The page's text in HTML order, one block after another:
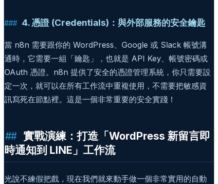
4. 憑證 (Credentials)：與外部服務的安全鑰匙
當 n8n 需要跟你的 WordPress、Google 或 Slack 帳號溝
通時，它需要一組「鑰匙」，也就是 API Key、帳號密碼或
OAuth 憑證。n8n 提供了安全的憑證管理系統，你只需要設
定一次，就可以在所有工作流中重複使用，不需要把敏感資
訊寫死在節點裡。這是一個非常重要的安全實踐！
實戰演練：打造「WordPress 新留言即
時通知到 LINE」工作流
光說不練假把戲，現在我們就來動手做一個非常實用的自動